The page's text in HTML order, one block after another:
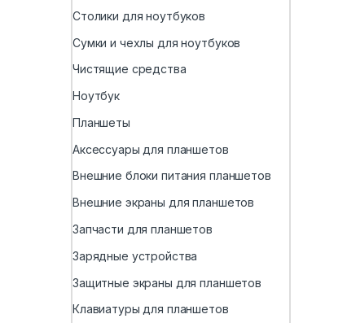
Столики для ноутбуков
Сумки и чехлы для ноутбуков
Чистящие средства
Ноутбук
Планшеты
Аксессуары для планшетов
Внешние блоки питания планшетов
Внешние экраны для планшетов
Запчасти для планшетов
Зарядные устройства
Защитные экраны для планшетов
Клавиатуры для планшетов